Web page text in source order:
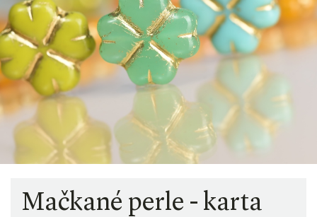
Mačkané perle - karta